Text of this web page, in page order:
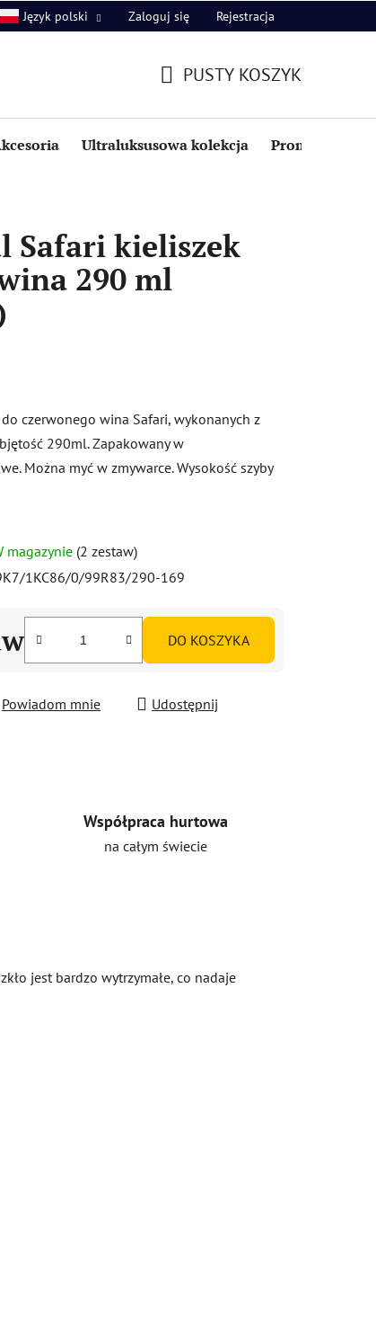
Język polski Zaloguj się Rejestracja
PUSTY KOSZYK
Ultraluksusowa kolekcja Promocje i
Safari kieliszek
290 ml
czerwonego wina Safari, wykonanych z
290ml. Zapakowany w
Można myć w zmywarce. Wysokość szyby
magazynie (2 zestaw)
1KC86/0/99R83/290-169
DO KOSZYKA
Powiadom mnie Udostępnij
Współpraca hurtowa
na całym świecie
jest bardzo wytrzymałe, co nadaje